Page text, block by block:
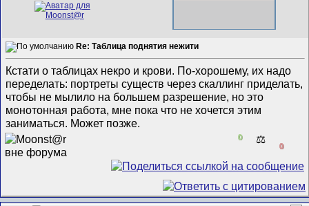
Re: Таблица поднятия нежити
Кстати о таблицах некро и крови. По-хорошему, их надо
переделать: портреты существ через скаллинг приделать,
чтобы не мылило на большем разрешение, но это
монотонная работа, мне пока что не хочется этим
заниматься. Может позже.
0 ⚖️
0